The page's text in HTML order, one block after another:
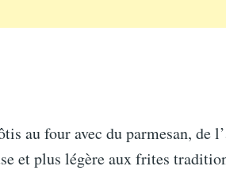
au four avec du parmesan, de
et plus légère aux frites